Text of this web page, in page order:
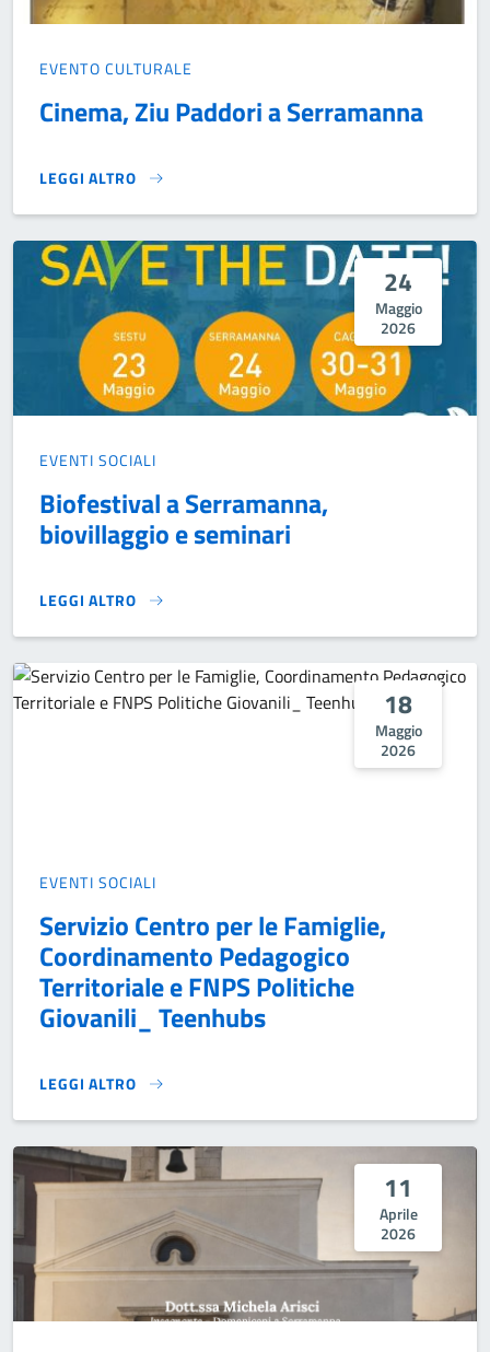
EVENTO CULTURALE
Cinema, Ziu Paddori a Serramanna
LEGGI ALTRO
CINEMA, ZIU PADDORI A SERRAMANNA}
24
Maggio
2026
EVENTI SOCIALI
Biofestival a Serramanna,
biovillaggio e seminari
LEGGI ALTRO
BIOFESTIVAL A SERRAMANNA, BIOVILLAGGIO E SEMINARI}
18
Maggio
2026
EVENTI SOCIALI
Servizio Centro per le Famiglie,
Coordinamento Pedagogico
Territoriale e FNPS Politiche
Giovanili_ Teenhubs
LEGGI ALTRO
SERVIZIO CENTRO PER LE FAMIGLIE, COORDINAMENTO
11
Aprile
2026